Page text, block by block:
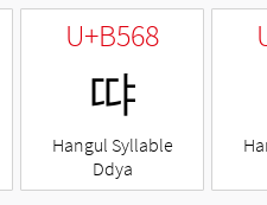
U+B568
땨
Hangul Syllable
Ddya